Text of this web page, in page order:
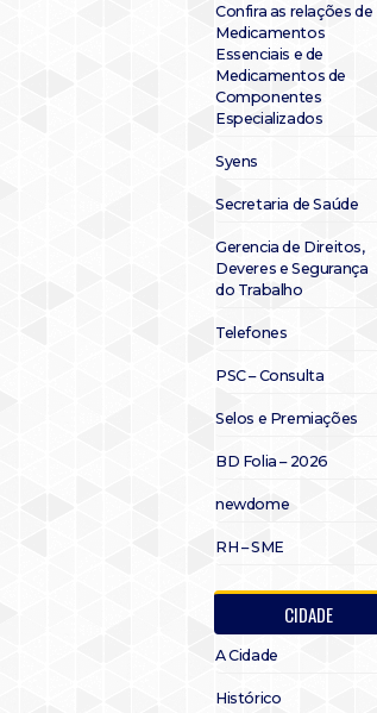
Confira as relações de
Medicamentos
Essenciais e de
Medicamentos de
Componentes
Especializados
Syens
Secretaria de Saúde
Gerencia de Direitos,
Deveres e Segurança
do Trabalho
Telefones
PSC – Consulta
Selos e Premiações
BD Folia – 2026
newdome
RH – SME
CIDADE
A Cidade
Histórico